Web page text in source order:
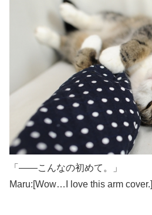
「――こんなの初めて。」
Maru:[Wow…I love this arm cover.]